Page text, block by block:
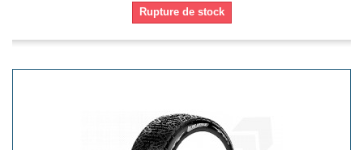
Rupture de stock